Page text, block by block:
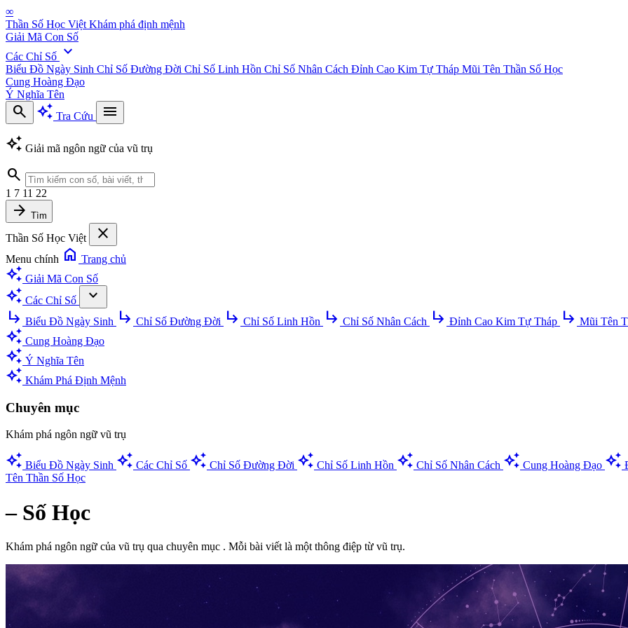
∞
Thần Số Học Việt Khám phá định mệnh
Giải Mã Con Số
Các Chỉ Số expand_more
Biểu Đồ Ngày Sinh Chỉ Số Đường Đời Chỉ Số Linh Hồn Chỉ Số Nhân Cách Đỉnh Cao Kim Tự Tháp Mũi Tên Thần Số Học
Cung Hoàng Đạo
Ý Nghĩa Tên
search auto_awesome Tra Cứu
menu
auto_awesome Giải mã ngôn ngữ của vũ trụ
search
1 7 11 22
arrow_forward Tìm
Thần Số Học Việt close
Menu chính home Trang chủ
auto_awesome Giải Mã Con Số
auto_awesome Các Chỉ Số
expand_more
subdirectory_arrow_right Biểu Đồ Ngày Sinh subdirectory_arrow_right Chỉ Số Đường Đời subdirectory_arrow_right Chỉ Số Linh Hồn subdirectory_arrow_right Chỉ Số Nhân Cách subdirectory_arrow_right Đỉnh Cao Kim Tự Tháp subdirectory_arrow_right Mũi Tên
auto_awesome Cung Hoàng Đạo
auto_awesome Ý Nghĩa Tên
auto_awesome Khám Phá Định Mệnh
Chuyên mục
Khám phá ngôn ngữ vũ trụ
auto_awesome Biểu Đồ Ngày Sinh auto_awesome Các Chỉ Số auto_awesome Chỉ Số Đường Đời auto_awesome Chỉ Số Linh Hồn auto_awesome Chỉ Số Nhân Cách auto_awesome Cung Hoàng Đạo auto_awesome
Tên Thần Số Học
– Số Học
Khám phá ngôn ngữ của vũ trụ qua chuyên mục . Mỗi bài viết là một thông điệp từ vũ trụ.